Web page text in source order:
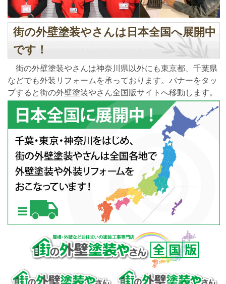
街の外壁塗装やさんは日本全国へ展開中
です！
街の外壁塗装やさんは神奈川県以外にも東京都、千葉県
などでも外装リフォームを承っております。バナーをタッ
プすると街の外壁塗装やさん全国版サイトへ移動します。